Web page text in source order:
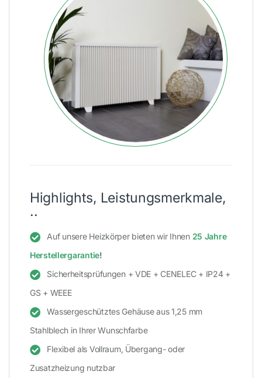
Highlights, Leistungsmerkmale,
..
Auf unsere Heizkörper bieten wir Ihnen 25 Jahre
Herstellergarantie!
Sicherheitsprüfungen + VDE + CENELEC + IP24 +
GS + WEEE
Wassergeschütztes Gehäuse aus 1,25 mm
Stahlblech in Ihrer Wunschfarbe
Flexibel als Vollraum, Übergang- oder
Zusatzheizung nutzbar